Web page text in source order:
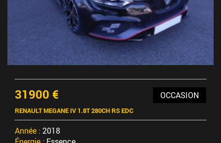
31900 € OCCASION
RENAULT MEGANE IV 1.8T 280CH RS EDC
Année : 2018